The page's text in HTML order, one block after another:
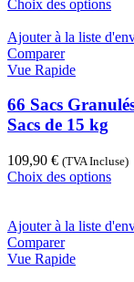
la
du
Choix des options
a
sur
la
Ajouter à la liste
Comparer
Vue Rapide
66 Sacs
Sacs de 15 kg
109,90 € (TVA Incluse)
Choix des optionsCe
Ajouter à la liste
Comparer
Vue Rapide